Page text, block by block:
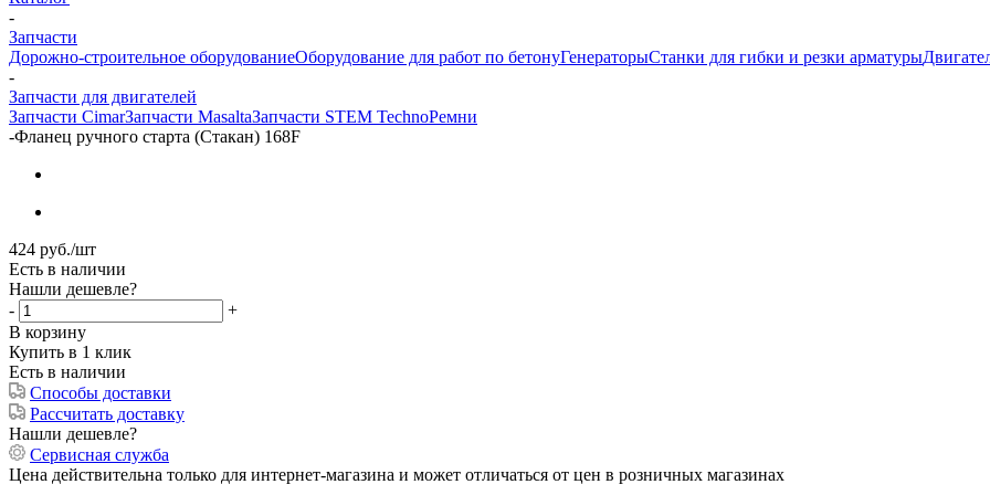
-
Запчасти
Дорожно-строительное оборудованиеОборудование для работ по бетонуГенераторыСтанки для гибки и резки арматуры
-
Запчасти для двигателей
Запчасти CimarЗапчасти MasaltaЗапчасти STEM TechnoРемни
-Фланец ручного старта (Стакан) 168F
424 руб./шт
Есть в наличии
Нашли дешевле?
-
+
В корзину
Купить в 1 клик
Есть в наличии
Способы доставки
Рассчитать доставку
Нашли дешевле?
Сервисная служба
Цена действительна только для интернет-магазина и может отличаться от цен в розничных магазинах